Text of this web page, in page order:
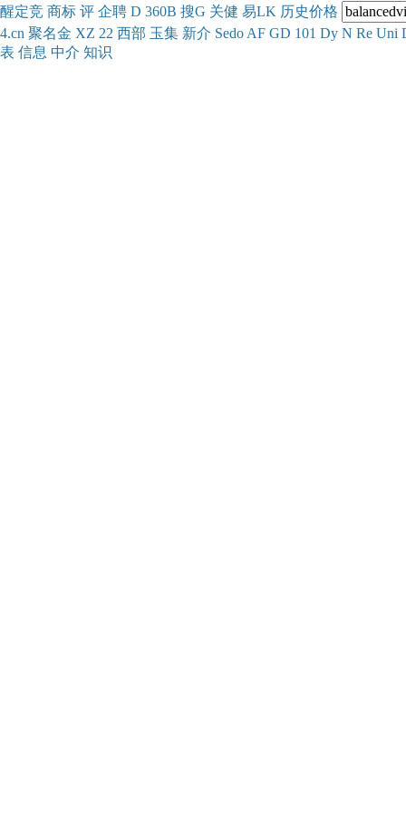
醒定竞 商标 评 企聘 D 360B 搜G 关健 易LK 历史价格
4.cn 聚名金 XZ 22 西部 玉集 新介 Sedo AF GD 101 Dy N Re Uni
表 信息 中介 知识